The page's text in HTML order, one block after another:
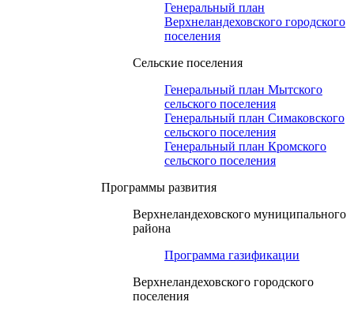
Генеральный план
Верхнеландеховского городского
поселения
Сельские поселения
Генеральный план Мытского
сельского поселения
Генеральный план Симаковского
сельского поселения
Генеральный план Кромского
сельского поселения
Программы развития
Верхнеландеховского муниципального
района
Программа газификации
Верхнеландеховского городского
поселения